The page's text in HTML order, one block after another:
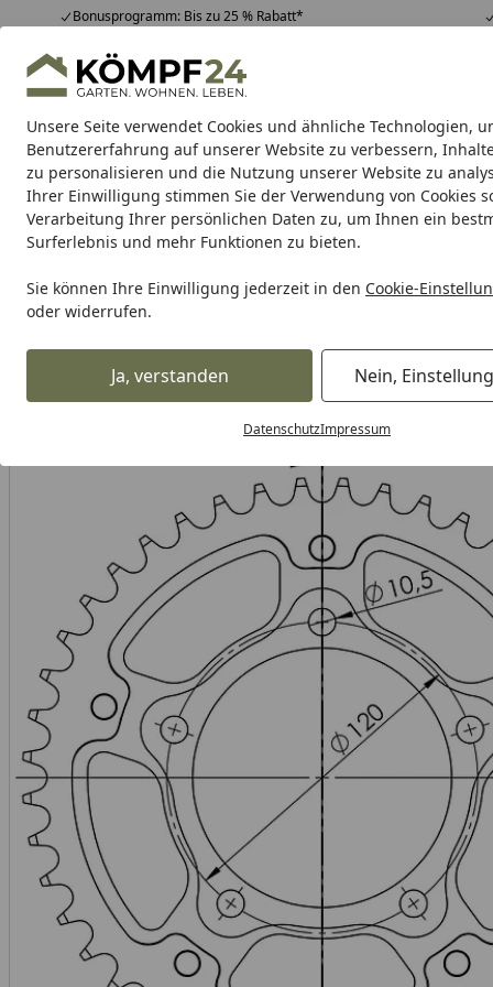
Unsere Seite verwendet Cookies und ähnliche Technologien,
Benutzererfahrung auf unserer Website zu verbessern,
zu personalisieren und die Nutzung unserer Website zu
Ihrer Einwilligung stimmen Sie der Verwendung von Cookies
Verarbeitung Ihrer persönlichen Daten zu, um Ihnen ein
Surferlebnis und mehr Funktionen zu bieten.
Sie können Ihre Einwilligung jederzeit in den Cookie-
oder widerrufen.
Ja, verstanden Nein,
DatenschutzImpressum
Bonusprogramm: Bis zu 25 % Rabatt*
Hotline07051 / 9 22 22
Mo-Fr. 8-16 Uhr 25.961 Bewertungen
Alle Produkte
Alle ProdukteHighlights Tipps & Tricks
Karibu Pools inkl.
Dein Traumpool im Sorglos-
Auto & Zweirad Motorradzubehör & Werkzeuge
Supersprox Stealth-Kettenrad 525 43Z (Rot)